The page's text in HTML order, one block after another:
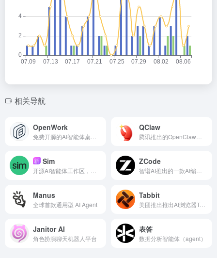
相关导航
OpenWork QClaw
新 Sim ZCode
Manus
全球首款通用型 AI Agent
Tabbit
美团推出推出AI浏览器Tabbit ，Agent、妙招、脚本 ，浏览器成为你的高效助手。
Janitor AI
角色扮演聊天机器人平台
表答
数据分析智能体（agent）